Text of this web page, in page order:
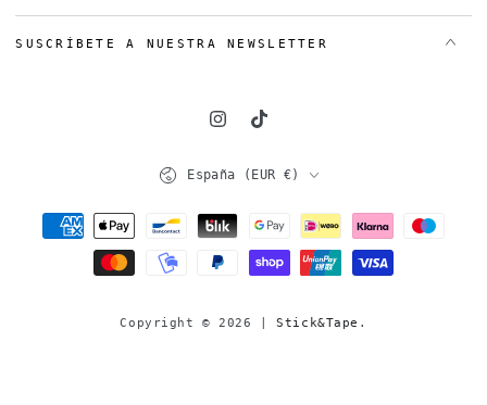
SUSCRÍBETE A NUESTRA NEWSLETTER
Instagram
TikTok
Copyright © 2026 |Stick&Tape .
España (EUR €)
Métodos